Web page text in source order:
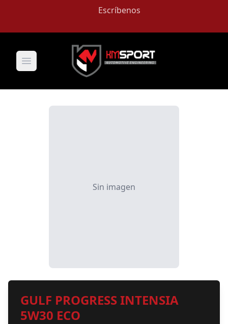
Escríbenos
Open main menu
Sin imagen
GULF PROGRESS INTENSIA
5W30 ECO